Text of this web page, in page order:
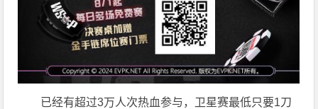
已经有超过3万人次热血参与，卫星赛最低只要1刀